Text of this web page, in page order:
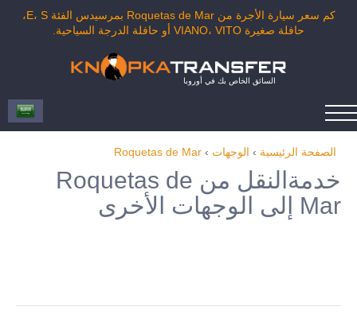
كم سعر سيارة الأجرة من Roquetas de Mar بمرسيدس الفئة E، S،
حافلة صغيرة VIANO، VITO أو حافلة الدرجة السياحية.
السائق الخاص بك في أوروبا
الصفحة الرئيسية › الوجهات ›
Roquetas de Mar
خدمةالنقل من Roquetas de
Mar إلى الوجهات الأخرى